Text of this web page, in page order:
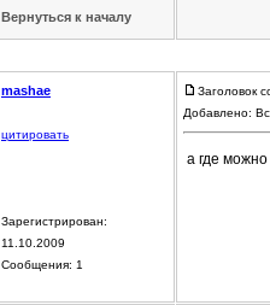
Вернуться к началу
mashae
цитировать
Зарегистрирован:
11.10.2009
Сообщения: 1
Заголовок
Добавлено:
а где